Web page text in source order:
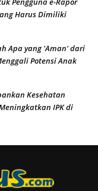
Harus Dimiliki
Apa yang 'Aman' dari
Potensi Anak
Kesehatan
IPK di